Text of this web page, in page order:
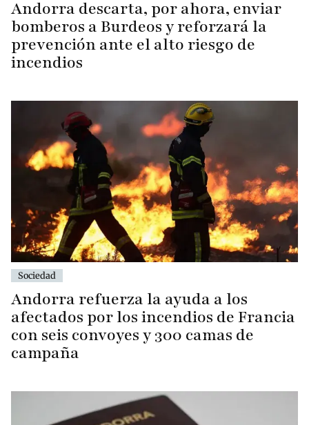
Andorra descarta, por ahora, enviar
bomberos a Burdeos y reforzará la
prevención ante el alto riesgo de
incendios
Sociedad
Andorra refuerza la ayuda a los
afectados por los incendios de Francia
con seis convoyes y 300 camas de
campaña